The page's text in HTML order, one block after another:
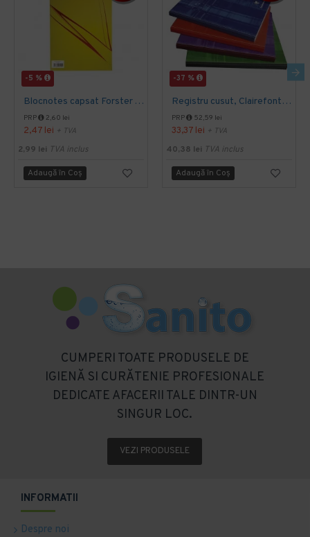
-5 %
Blocnotes capsat Forster A4
PRP 2,60 lei
2,47 lei + TVA
2,99 lei TVA inclus
Adaugă în Coş
-37 %
Registru cusut, Clairefontaine
PRP 52,59 lei
33,37 lei + TVA
40,38 lei TVA inclus
Adaugă în Coş
CUMPERI TOATE PRODUSELE DE
IGIENĂ SI CURĂTENIE PROFESIONALE
DEDICATE AFACERII TALE DINTR-UN
SINGUR LOC.
VEZI PRODUSELE
INFORMATII
Despre noi